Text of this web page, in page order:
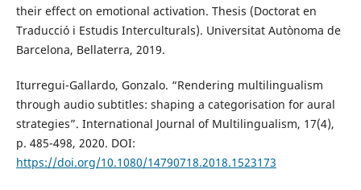
their effect on emotional activation. Thesis (Doctorat en
Traducció i Estudis Interculturals). Universitat Autònoma de
Barcelona, Bellaterra, 2019.
Iturregui-Gallardo, Gonzalo. “Rendering multilingualism
through audio subtitles: shaping a categorisation for aural
strategies”. International Journal of Multilingualism, 17(4),
p. 485-498, 2020. DOI:
https://doi.org/10.1080/14790718.2018.1523173